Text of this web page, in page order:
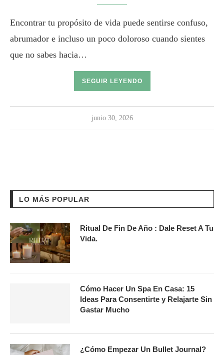
Encontrar tu propósito de vida puede sentirse confuso,
abrumador e incluso un poco doloroso cuando sientes
que no sabes hacia…
SEGUIR LEYENDO
junio 30, 2026
LO MÁS POPULAR
Ritual De Fin De Año : Dale Reset A Tu
Vida.
Cómo Hacer Un Spa En Casa: 15
Ideas Para Consentirte y Relajarte Sin
Gastar Mucho
¿Cómo Empezar Un Bullet Journal?